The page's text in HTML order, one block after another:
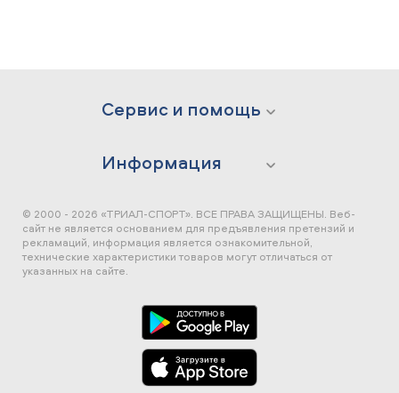
Сервис и помощь
Информация
© 2000 - 2026 «ТРИАЛ-СПОРТ». ВСЕ ПРАВА ЗАЩИЩЕНЫ. Веб-
сайт не является основанием для предъявления претензий и
рекламаций, информация является ознакомительной,
технические характеристики товаров могут отличаться от
указанных на сайте.